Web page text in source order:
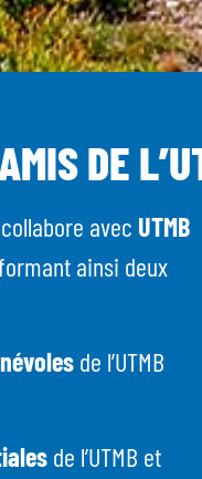
DE
collabore avec UTMB
ainsi deux
de l’UTMB
de l’UTMB et